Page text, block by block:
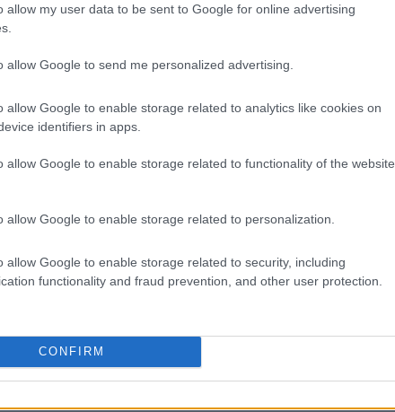
allow my user data to be sent to Google for online advertising
allow Google to send me personalized advertising.
allow Google to enable storage related to analytics like cookies on
identifiers in apps.
allow Google to enable storage related to functionality of the website
allow Google to enable storage related to personalization.
allow Google to enable storage related to security, including
functionality and fraud prevention, and other user protection.
CONFIRM
cruciale, stabilendo obiettivi di temperatura
precedenti di paesi. Tuttavia, l’efficacia di
di attuare le misure necessarie.